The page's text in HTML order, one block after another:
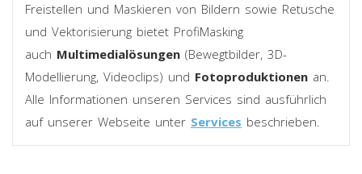
Freistellen und Maskieren von Bildern sowie Retusche
und Vektorisierung bietet ProfiMasking
auch Multimedialösungen (Bewegtbilder, 3D-
Modellierung, Videoclips) und Fotoproduktionen an.
Alle Informationen unseren Services sind ausführlich
auf unserer Webseite unter Services beschrieben.